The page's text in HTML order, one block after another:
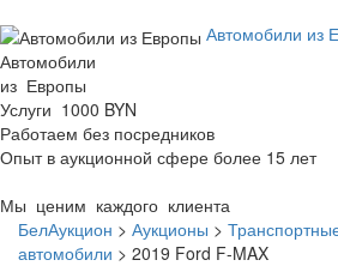
Автомобили из
Автомобили
из Европы
Услуги 1000 BYN
Работаем без посредников
Опыт в аукционной сфере более 15 лет
Мы ценим каждого клиента
БелАукцион > Аукционы >
автомобили > 2019 Ford F-MAX